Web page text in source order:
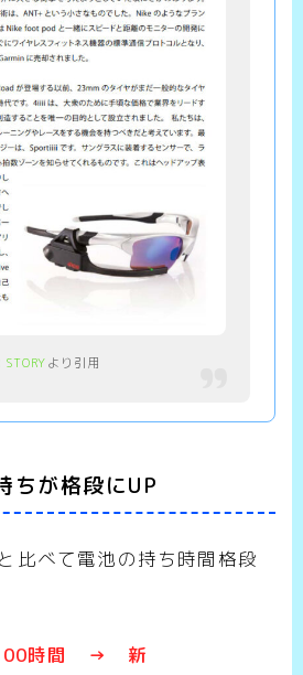
より引用
ちが格段にUP
比べて電池の持ち時間格段
時間 → 新